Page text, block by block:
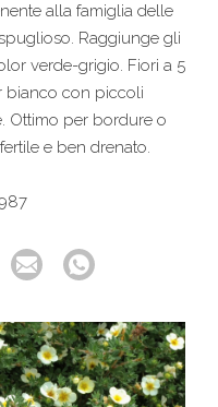
alla famiglia delle
Raggiunge gli
verde-grigio. Fiori a 5
bianco con piccoli
Ottimo per bordure o
e ben drenato.